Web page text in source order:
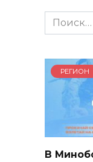
Search
for:
РЕГИОН
В